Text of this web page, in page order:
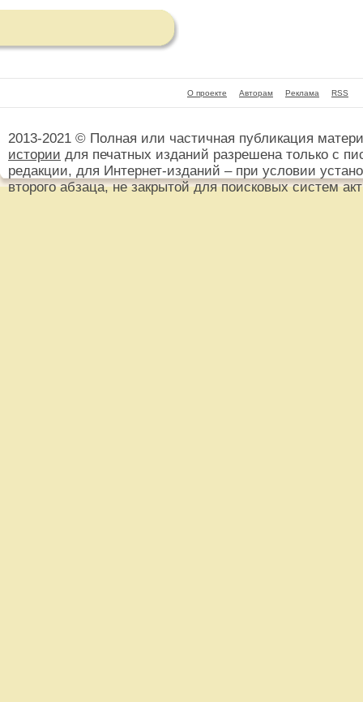
О проекте Авторам Реклама RSS
2013-2021 © Полная или частичная публикация
истории для печатных изданий разрешена только с
редакции, для Интернет-изданий – при условии
второго абзаца, не закрытой для поисковых систем